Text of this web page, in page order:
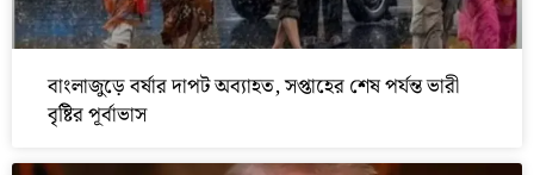
বাংলাজুড়ে বর্ষার দাপট অব্যাহত, সপ্তাহের শেষ পর্যন্ত ভারী
বৃষ্টির পূর্বাভাস